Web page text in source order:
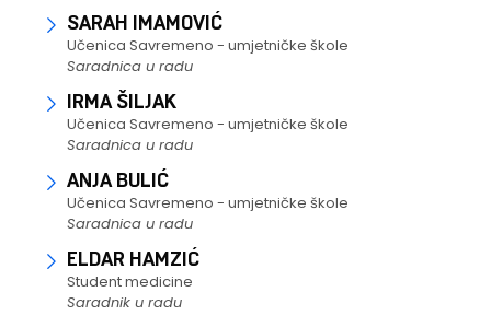
SARAH IMAMOVIĆ
Učenica Savremeno - umjetničke škole
Saradnica u radu
IRMA ŠILJAK
Učenica Savremeno - umjetničke škole
Saradnica u radu
ANJA BULIĆ
Učenica Savremeno - umjetničke škole
Saradnica u radu
ELDAR HAMZIĆ
Student medicine
Saradnik u radu